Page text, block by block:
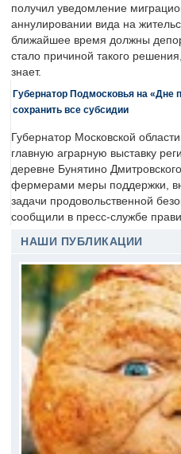
получил уведомление
аннулировании вида на
ближайшее время должны
стало причиной такого
знает.
Губернатор Подмосковья на «Дне
сохранить все субсидии
Губернатор Московской
главную аграрную выставку
деревне Бунятино
фермерами меры поддержки,
задачи продовольственной
сообщили в пресс-службе
НАШИ ПУБЛИКАЦИИ